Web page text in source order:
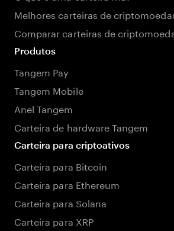
Melhores carteiras de
Comparar carteiras de
Produtos
Tangem Pay
Tangem Mobile
Anel Tangem
Carteira de hardware Tangem
Carteira para criptoativos
Carteira para Bitcoin
Carteira para Ethereum
Carteira para Solana
Carteira para XRP